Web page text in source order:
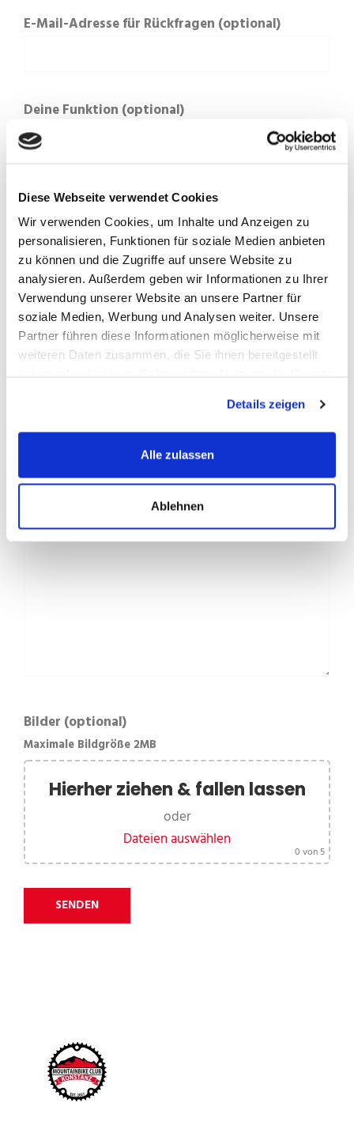
Diese Webseite verwendet Cookies
Wir verwenden Cookies, um Inhalte und Anzeigen zu
personalisieren, Funktionen für soziale Medien anbieten
zu können und die Zugriffe auf unsere Website zu
analysieren. Außerdem geben wir Informationen zu Ihrer
Verwendung unserer Website an unsere Partner für
soziale Medien, Werbung und Analysen weiter. Unsere
Partner führen diese Informationen möglicherweise mit
weiteren Daten zusammen, die Sie ihnen bereitgestellt
Details zeigen
Alle zulassen
Ablehnen
E-Mail-Adresse für Rückfragen (optional)
Deine Funktion (optional)
Folgender Fall liegt im Wald vor:
Schaden am Trail
Umgestürzter Baum
Matschlöcher
Mutwillige Zerstörung
Quergelegte Äste
Illegaler Wildbau
Beschreibung
Bilder (optional)
Maximale Bildgröße 2MB
Hierher ziehen & fallen lassen
oder
Dateien auswählen
0 von 5